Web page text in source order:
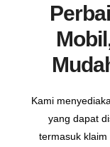
Kami
yang dapat
termasuk